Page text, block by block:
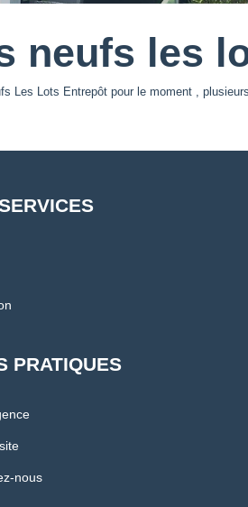
neufs les
Les Lots Entrepôt pour le moment ,
PRATIQUES
nous